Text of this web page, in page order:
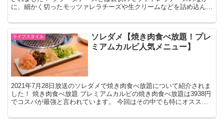
に、細かく切ったモッツァレラチーズや生クリームなどを詰め込んだ
ライフスタイル
ソレダメ【焼き肉食べ放題！プレ
ミアムカルビ人気メニュー】
2021年7月28日放送のソレダメで焼き肉食べ放題について紹介されま
した！ 焼き肉食べ放題 プレミアムカルビの焼き肉食べ放題は3938円
でコスパが最強と言われています。 今回はその中でも特にオススメ